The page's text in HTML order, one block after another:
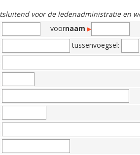
voor de ledenadministratie en
voornaam
tussenvoegsel: